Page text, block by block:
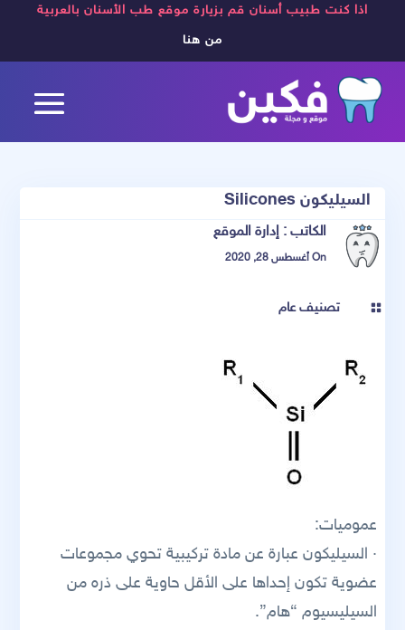
اذا كنت طبيب أسنان قم بزيارة موقع طب الأسنان بالعربية
من هنا
السيليكون Silicones
الكاتب :إدارة الموقع
On أغسطس 28, 2020
 تصنيف عام
عموميات:
· السيليكون عبارة عن مادة تركيبية تحوي مجموعات
عضوية تكون إحداها على الأقل حاوية على ذره من
السيليسيوم “هام”.